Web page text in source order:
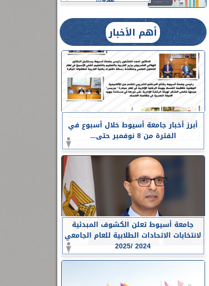
أهم الأخبار
أبرز أخبار جامعة أسيوط خلال أسبوع في
الفترة من 8 نوفمبر حتى...
جامعة أسيوط تعلن الكشوف المبدئية
لانتخابات الاتحادات الطلابية للعام الجامعي
2024 /2025